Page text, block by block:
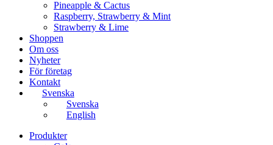
Pineapple & Cactus
Raspberry, Strawberry & Mint
Strawberry & Lime
Shoppen
Om oss
Nyheter
För företag
Kontakt
Svenska
Svenska
English
Produkter